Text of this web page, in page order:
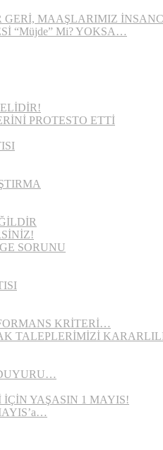
MAAŞLARIMIZ
“Müjde” Mi? YOKSA…
PROTESTO ETTİ
SORUNU
KRİTERİ…
TALEPLERİMİZİ
YAŞASIN 1 MAYIS!